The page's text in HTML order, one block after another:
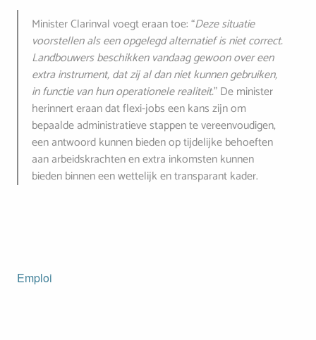
Minister Clarinval voegt eraan toe: “Deze situatie
voorstellen als een opgelegd alternatief is niet correct.
Landbouwers beschikken vandaag gewoon over een
extra instrument, dat zij al dan niet kunnen gebruiken,
in functie van hun operationele realiteit.” De minister
herinnert eraan dat flexi-jobs een kans zijn om
bepaalde administratieve stappen te vereenvoudigen,
een antwoord kunnen bieden op tijdelijke behoeften
aan arbeidskrachten en extra inkomsten kunnen
bieden binnen een wettelijk en transparant kader.
Emploi